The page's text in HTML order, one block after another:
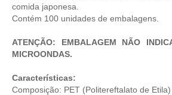
comida japonesa.
Contém 100 unidades de embalagens.
ATENÇÃO: EMBALAGEM NÃO
MICROONDAS.
Características:
Composição: PET (Politereftalato de